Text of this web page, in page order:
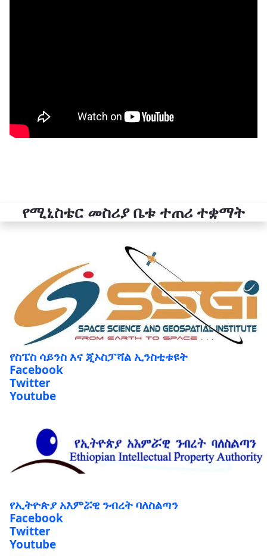
የሚኒስቴር መስሪያ ቤቱ ተጠሪ ተቋማት
የስፔስ ሳይንስ እና ጂኦስፓሻል ኢንስቲቱዩት
Facebook
Twitter
Youtube
የኢትዮጵያ አእምሯዊ ንብረት ባለስልጣን
Facebook
Twitter
Youtube